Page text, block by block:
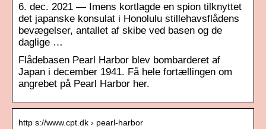
6. dec. 2021 — Imens kortlagde en spion tilknyttet
det japanske konsulat i Honolulu stillehavsflådens
bevægelser, antallet af skibe ved basen og de
daglige …
Flådebasen Pearl Harbor blev bombarderet af
Japan i december 1941. Få hele fortællingen om
angrebet på Pearl Harbor her.
http s://www.cpt.dk › pearl-harbor